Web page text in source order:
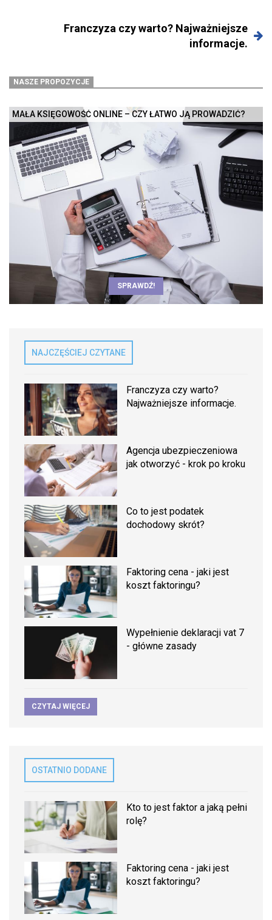
Franczyza czy warto? Najważniejsze
informacje.
NASZE PROPOZYCJE
MAŁA KSIĘGOWOŚĆ ONLINE – CZY ŁATWO JĄ PROWADZIĆ?
SPRAWDŹ!
NAJCZĘŚCIEJ CZYTANE
Franczyza czy warto?
Najważniejsze informacje.
Agencja ubezpieczeniowa
jak otworzyć - krok po kroku
Co to jest podatek
dochodowy skrót?
Faktoring cena - jaki jest
koszt faktoringu?
Wypełnienie deklaracji vat 7
- główne zasady
CZYTAJ WIĘCEJ
OSTATNIO DODANE
Kto to jest faktor a jaką pełni
rolę?
Faktoring cena - jaki jest
koszt faktoringu?